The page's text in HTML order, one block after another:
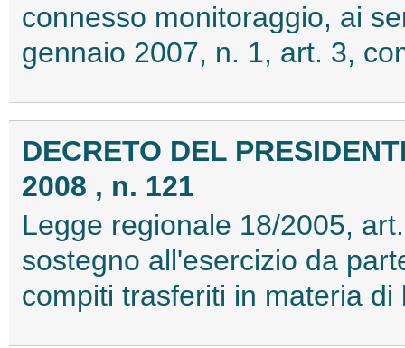
connesso monitoraggio, ai
gennaio 2007, n. 1, art. 3,
DECRETO DEL
2008 , n. 121
Legge regionale 18/2005,
sostegno all'esercizio da
compiti trasferiti in materia